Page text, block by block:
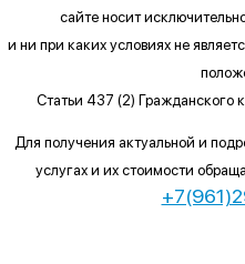
сайтеносит
и ни при каких условияхне
Статьи 437 (2) Гражданского
Для получения актуальной и
услугах и их стоимости